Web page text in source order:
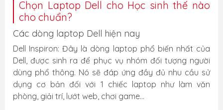
Chọn Laptop Dell cho Học sinh thế nào
cho chuẩn?
Các dòng laptop Dell hiện nay
Dell Inspiron: Đây là dòng laptop phổ biến nhất của
Dell, được sinh ra để phục vụ nhóm đối tượng người
dùng phổ thông. Nó sẽ đáp ứng đầy đủ nhu cầu sử
dụng cơ bản đối với 1 chiếc laptop như làm văn
phòng, giải trí, lướt web, chơi game…